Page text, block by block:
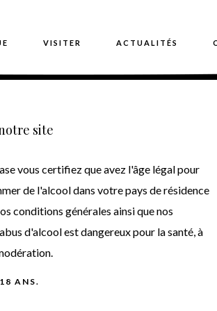
VISITER ACTUALITÉS
• Cru
2019
dégustation du vin
site
vous certifiez que avez l'âge légal pour
de l'alcool dans votre pays de résidence
conditions générales ainsi que nos
d'alcool est dangereux pour la santé, à
ANS.